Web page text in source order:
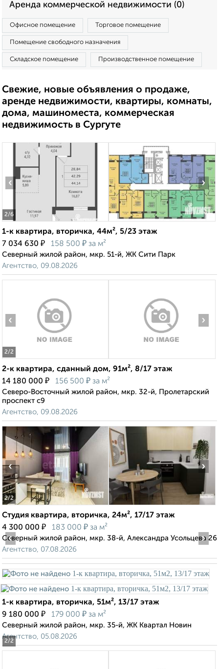
Аренда коммерческой недвижимости (0)
Офисное помещение Торговое помещение
Помещение свободного назначения
Складское помещение Производственное помещение
Свежие, новые объявления о продаже,
аренде недвижимости, квартиры, комнаты,
дома, машиноместа, коммерческая
недвижимость в Сургуте
2/6
‹ ›
1-к квартира, вторичка, 44м², 5/23 этаж
7 034 630 ₽ 158 500 ₽ за м²
Северный жилой район, мкр. 51-й, ЖК Сити Парк
Агентство, 09.08.2026
2/2
‹ ›
2-к квартира, сданный дом, 91м², 8/17 этаж
14 180 000 ₽ 156 500 ₽ за м²
Северо-Восточный жилой район, мкр. 32-й, Пролетарский
проспект с9
Агентство, 09.08.2026
2/2
‹ ›
Студия квартира, вторичка, 24м², 17/17 этаж
4 300 000 ₽ 183 000 ₽ за м²
Северный жилой район, мкр. 38-й, Александра Усольцева 26
Агентство, 07.08.2026
2/2
‹ ›
1-к квартира, вторичка, 51м², 13/17 этаж
9 180 000 ₽ 179 000 ₽ за м²
Северный жилой район, мкр. 35-й, ЖК Квартал Новин
Агентство, 05.08.2026